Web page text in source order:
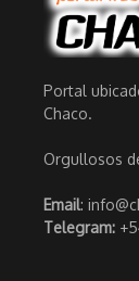
Portal
Chaco.
Orgullosos
Email:
Telegram: